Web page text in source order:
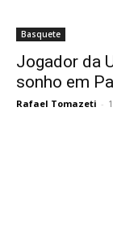
Basquete
Jogador da
sonho em
Rafael Tomazeti -